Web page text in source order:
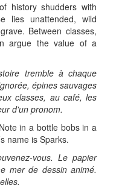
history shudders with
lies unattended, wild
Between classes,
argue the value of a
tremble à chaque
épines sauvages
classes, au café, les
d'un pronom.
in a bottle bobs in a
name is Sparks.
vous. Le papier
mer de dessin animé.